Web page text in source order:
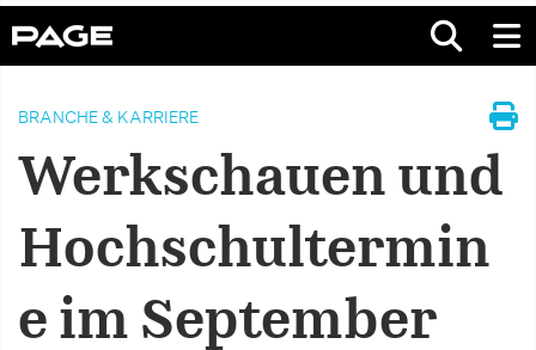
BRANCHE & KARRIERE
Werkschauen und
Hochschultermin
e im September